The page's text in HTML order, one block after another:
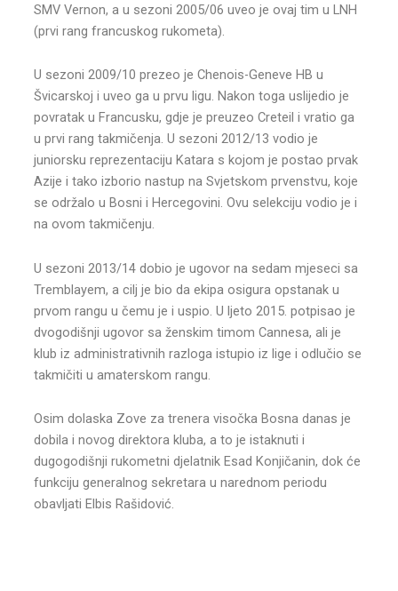
SMV Vernon, a u sezoni 2005/06 uveo je ovaj tim u LNH
(prvi rang francuskog rukometa).
U sezoni 2009/10 prezeo je Chenois-Geneve HB u
Švicarskoj i uveo ga u prvu ligu. Nakon toga uslijedio je
povratak u Francusku, gdje je preuzeo Creteil i vratio ga
u prvi rang takmičenja. U sezoni 2012/13 vodio je
juniorsku reprezentaciju Katara s kojom je postao prvak
Azije i tako izborio nastup na Svjetskom prvenstvu, koje
se održalo u Bosni i Hercegovini. Ovu selekciju vodio je i
na ovom takmičenju.
U sezoni 2013/14 dobio je ugovor na sedam mjeseci sa
Tremblayem, a cilj je bio da ekipa osigura opstanak u
prvom rangu u čemu je i uspio. U ljeto 2015. potpisao je
dvogodišnji ugovor sa ženskim timom Cannesa, ali je
klub iz administrativnih razloga istupio iz lige i odlučio se
takmičiti u amaterskom rangu.
Osim dolaska Zove za trenera visočka Bosna danas je
dobila i novog direktora kluba, a to je istaknuti i
dugogodišnji rukometni djelatnik Esad Konjičanin, dok će
funkciju generalnog sekretara u narednom periodu
obavljati Elbis Rašidović.